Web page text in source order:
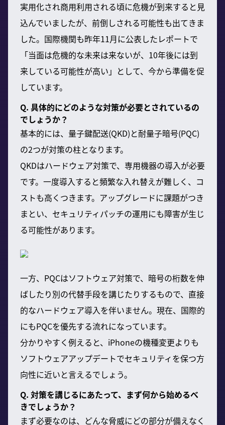
実用化され商用利用される頃に危機が到来すると見
込んでいましたが、前倒しされる可能性も出てきま
した。国際機関も昨年11月に公表したレポートで
「当面は危機的な未来は来ないが、10年後には到
来している可能性が高い」として、今から準備を促
しています。
Q. 具体的にどのような対策が必要とされているの
でしょうか？
基本的には、量子鍵配送(QKD)と耐量子暗号(PQC)
の2つが対策の柱となります。
QKDはハードウェア対策で、専用機器の導入が必要
です。一度導入すると頻繁な入れ替えが難しく、コ
ストも高くつきます。アップグレードに課題がつき
まとい、セキュリティパッチの運用にも障害が生じ
る可能性があります。
一方、PQCはソフトウェア対策で、暗号の桁数を伸
ばしたり別の代替手段を講じたりするもので、直接
的なハードウェア導入を伴いません。現在、国際的
にもPQCを優先する流れになっています。
分かりやすく例えると、iPhoneの機種変更よりも
ソフトウェアアップデートでセキュリティを保つ方
向性に近いと言えるでしょう。
Q. 対策を講じるにあたって、まず何から始めるべ
きでしょうか？
まず必要なのは、どんな脅威にどの部分が備えなく